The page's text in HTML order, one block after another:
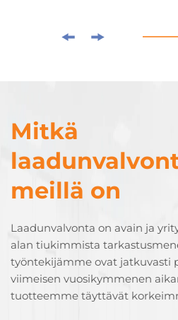
Mitkä
meillä on
Laadunvalvonta on avain ja
alan tiukimmista
työntekijämme ovat jatkuvasti
viimeisen vuosikymmenen
tuotteemme täyttävät